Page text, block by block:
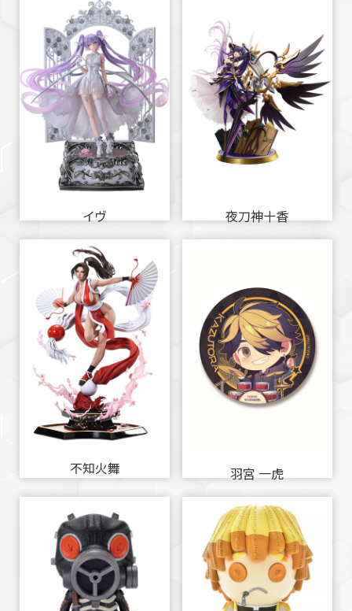
イヴ 夜刀神十香
不知火舞 羽宮 一虎